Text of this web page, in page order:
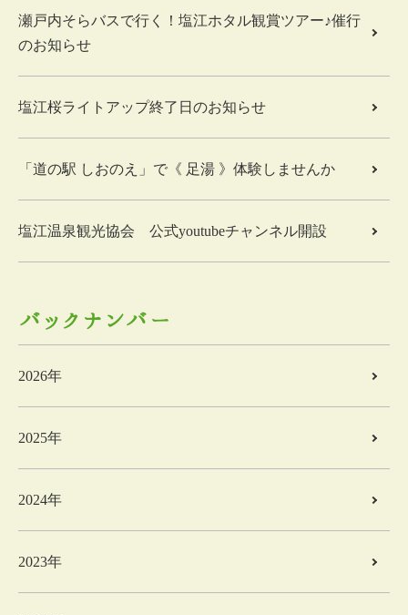
瀬戸内そらバスで行く！塩江ホタル観賞ツアー♪催行
のお知らせ
塩江桜ライトアップ終了日のお知らせ
「道の駅 しおのえ」で《 足湯 》体験しませんか
塩江温泉観光協会 公式youtubeチャンネル開設
バックナンバー
2026年
2025年
2024年
2023年